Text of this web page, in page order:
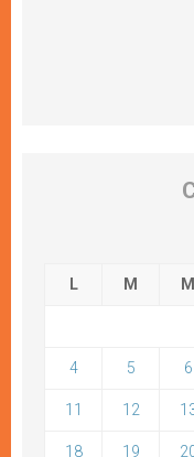
L M M
4 5 6
11 12
18 19